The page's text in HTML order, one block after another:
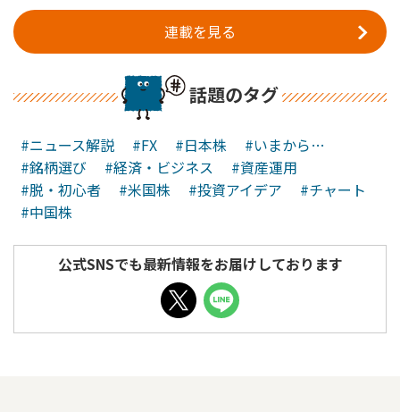
連載を見る
話題のタグ
#ニュース解説 #FX #日本株
#いまから…
#銘柄選び
#経済・ビジネス
#資産運用
#脱・初心者
#米国株 #投資アイデア
#チャート
#中国株
公式SNSでも最新情報をお届けしております